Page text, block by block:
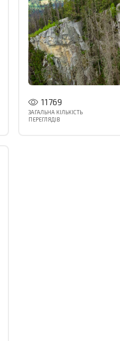
11769
ЗАГАЛЬНА КІЛЬКІСТЬ
ПЕРЕГЛЯДІВ